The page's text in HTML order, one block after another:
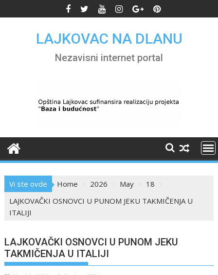
to
LAJKOVAC NA DLANU
Nezavisni internet portal
Vi ste ovde Home 2026 May
18
LAJKOVAČKI OSNOVCI U PUNOM JEKU TAKMIČENJA U
ITALIJI
LAJKOVAČKI OSNOVCI U PUNOM JEKU
TAKMIČENJA U ITALIJI